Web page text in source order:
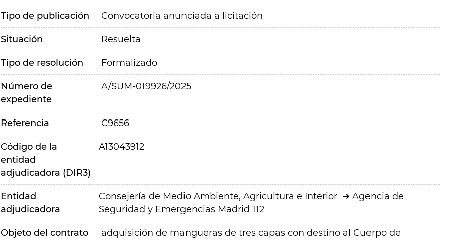
Tipo de publicación Convocatoria anunciada a licitación
Situación Resuelta
Tipo de resolución Formalizado
Número de
expediente
A/SUM-019926/2025
Referencia C9656
Código de la
entidad
adjudicadora (DIR3)
A13043912
Entidad
adjudicadora
Consejería de Medio Ambiente, Agricultura e Interior
Agencia de
Seguridad y Emergencias Madrid 112
Objeto del contrato
adquisición de mangueras de tres capas con destino al Cuerpo de